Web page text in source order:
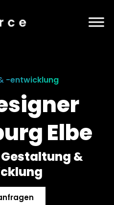
-entwicklung
Elbe
&